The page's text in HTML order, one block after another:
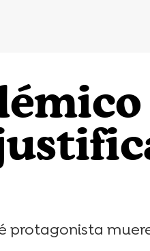
protagonista